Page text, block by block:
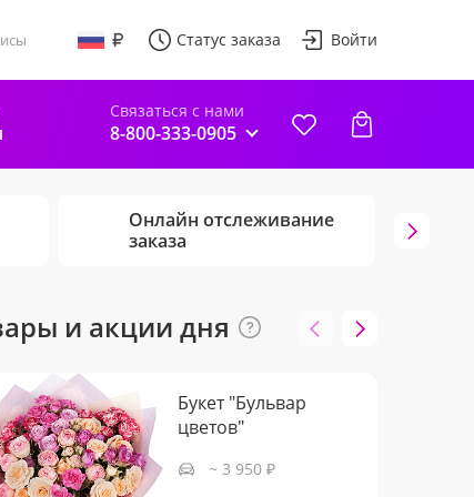
Статус заказа Войти
Связаться с нами
8-800-333-0905
Онлайн отслеживание
заказа
и акции дня
Букет "Бульвар
цветов"
~ 3 950 ₽